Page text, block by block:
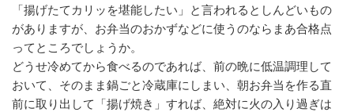
「揚げたてカリッを堪能したい」と言われるとしんどいもの
がありますが、お弁当のおかずなどに使うのならまあ合格点
ってところでしょうか。
どうせ冷めてから食べるのであれば、前の晩に低温調理して
おいて、そのまま鍋ごと冷蔵庫にしまい、朝お弁当を作る直
前に取り出して「揚げ焼き」すれば、絶対に火の入り過ぎは